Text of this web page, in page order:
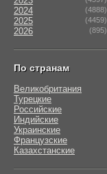
2024 (4888)
2025 (4459)
2026 (895)
По странам
Великобритания
Турецкие
Российские
Индийские
Украинские
Французские
Казахстанские